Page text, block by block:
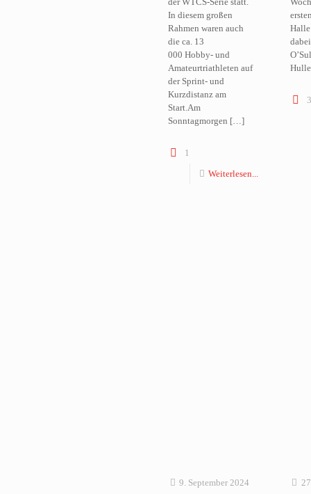
In diesem großen
Rahmen waren auch
die ca. 13
000 Hobby- und
Amateurtriathleten auf
der Sprint- und
Kurzdistanz am
Start.Am
Sonntagmorgen […]
1
Weiterlesen...
3
9. September 2024